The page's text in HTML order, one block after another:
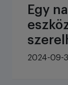
Egy
2024-09-